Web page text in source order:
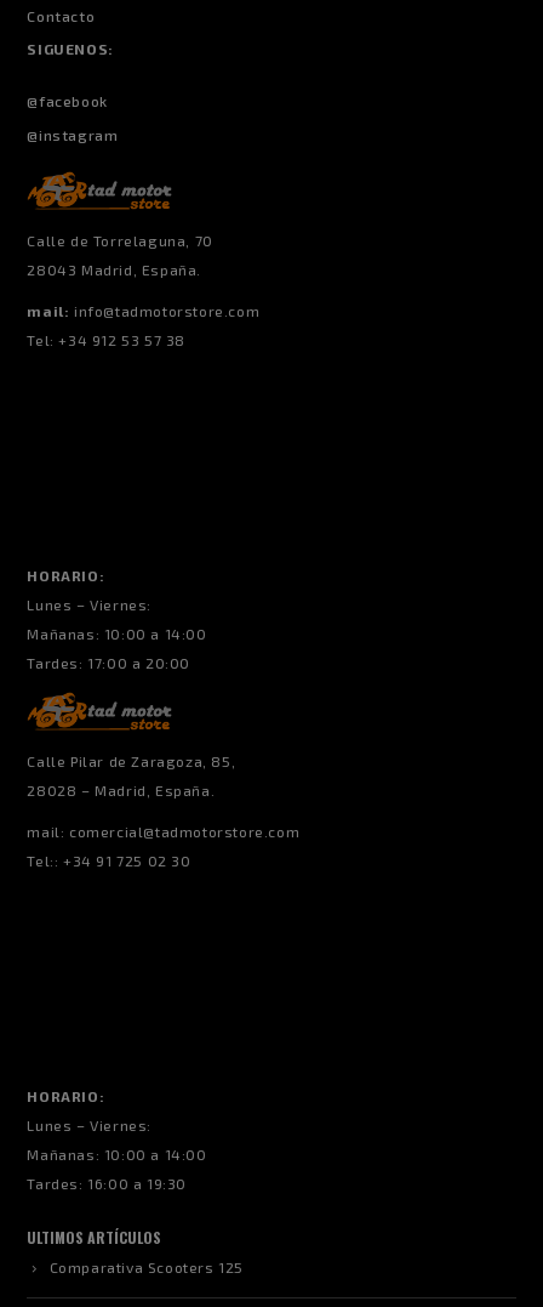
Contacto
SIGUENOS:
@facebook
@instagram
Calle de Torrelaguna, 70
28043 Madrid, España.
mail: info@tadmotorstore.com
Tel:+34 912 53 57 38
HORARIO:
Lunes – Viernes:
Mañanas: 10:00 a 14:00
Tardes: 17:00 a 20:00
Calle Pilar de Zaragoza, 85,
28028 – Madrid, España.
mail: comercial@tadmotorstore.com
Tel:: +34 91 725 02 30
HORARIO:
Lunes – Viernes:
Mañanas: 10:00 a 14:00
Tardes: 16:00 a 19:30
ULTIMOS ARTÍCULOS
Comparativa Scooters 125